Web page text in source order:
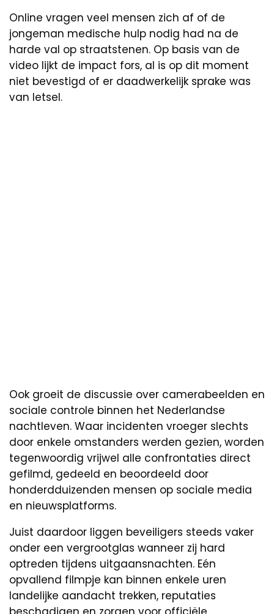
Online vragen veel mensen zich af of de
jongeman medische hulp nodig had na de
harde val op straatstenen. Op basis van de
video lijkt de impact fors, al is op dit moment
niet bevestigd of er daadwerkelijk sprake was
van letsel.
Ook groeit de discussie over camerabeelden en
sociale controle binnen het Nederlandse
nachtleven. Waar incidenten vroeger slechts
door enkele omstanders werden gezien, worden
tegenwoordig vrijwel alle confrontaties direct
gefilmd, gedeeld en beoordeeld door
honderdduizenden mensen op sociale media
en nieuwsplatforms.
Juist daardoor liggen beveiligers steeds vaker
onder een vergrootglas wanneer zij hard
optreden tijdens uitgaansnachten. Eén
opvallend filmpje kan binnen enkele uren
landelijke aandacht trekken, reputaties